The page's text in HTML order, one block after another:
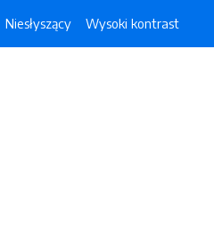
Niesłyszący Wysoki kontrast